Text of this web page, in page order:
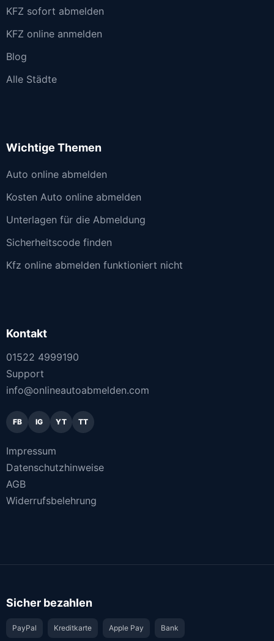
KFZ sofort abmelden
KFZ online anmelden
Blog
Alle Städte
Wichtige Themen
Auto online abmelden
Kosten Auto online abmelden
Unterlagen für die Abmeldung
Sicherheitscode finden
Kfz online abmelden funktioniert nicht
Kontakt
01522 4999190
Support
info@onlineautoabmelden.com
FB IG YT TT
Impressum
Datenschutzhinweise
AGB
Widerrufsbelehrung
Sicher bezahlen
PayPal Kreditkarte Apple Pay Bank